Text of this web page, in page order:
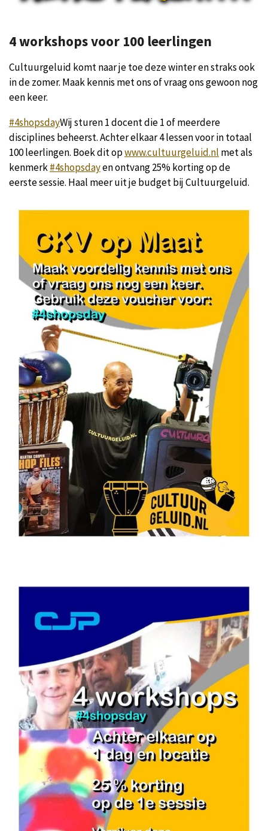
4 workshops voor 100 leerlingen
Cultuurgeluid komt naar je toe deze winter en straks ook
in de zomer. Maak kennis met ons of vraag ons gewoon nog
een keer.
#4shopsdayWij sturen 1 docent die 1 of meerdere
disciplines beheerst. Achter elkaar 4 lessen voor in totaal
100 leerlingen. Boek dit opwww.cultuurgeluid.nl met als
kenmerk#4shopsdayen ontvang 25% korting op de
eerste sessie. Haal meer uit je budget bij Cultuurgeluid.